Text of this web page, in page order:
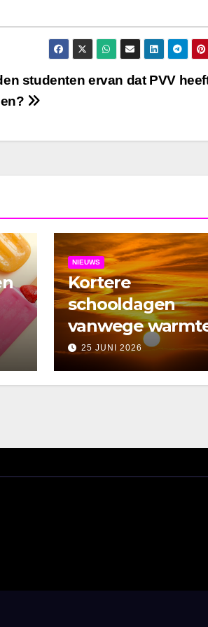
studenten ervan dat PVV
NIEUWS
Kortere
schooldagen
vanwege
25 JUNI 2026